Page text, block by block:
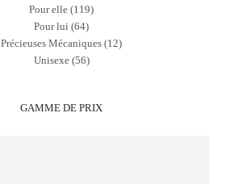
Pour elle (119)
Pour lui (64)
Précieuses Mécaniques (12)
Unisexe (56)
GAMME DE PRIX